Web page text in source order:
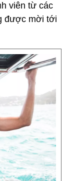
viên từ các
được mời tới